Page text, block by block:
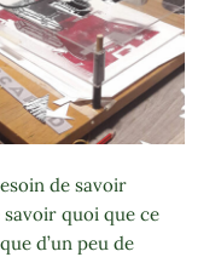
de savoir
quoi que ce
d’un peu de